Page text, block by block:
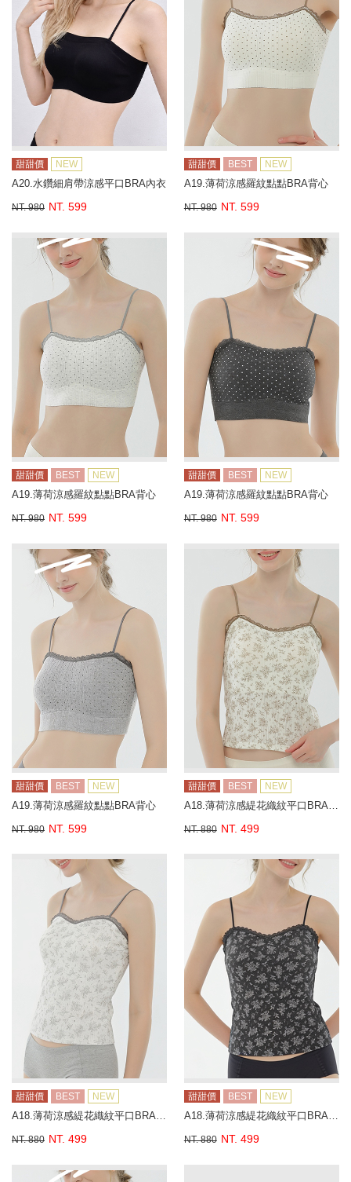
甜甜價 NEW
A20.水鑽細肩帶涼感平口BRA內衣
NT. 980 NT. 599
甜甜價 BEST NEW
A19.薄荷涼感羅紋點點BRA背心
NT. 980 NT. 599
甜甜價 BEST NEW
A19.薄荷涼感羅紋點點BRA背心
NT. 980 NT. 599
甜甜價 BEST NEW
A19.薄荷涼感羅紋點點BRA背心
NT. 980 NT. 599
甜甜價 BEST NEW
A19.薄荷涼感羅紋點點BRA背心
NT. 980 NT. 599
甜甜價 BEST NEW
NT. 880 NT. 499
甜甜價 BEST NEW
A18.薄荷涼感緹花織紋平口BRA背心
NT. 880 NT. 499
甜甜價 BEST NEW
A18.薄荷涼感緹花織紋平口BRA背心
NT. 880 NT. 499